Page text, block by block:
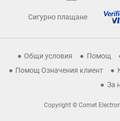
Сигурно плащане
Общи условия Помощ
Помощ Означения клиент
За
Copyright © Comet